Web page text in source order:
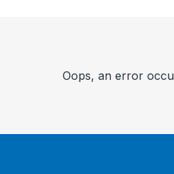
Oops, an error